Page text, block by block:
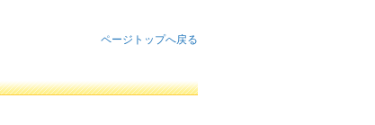
ページトップへ戻る